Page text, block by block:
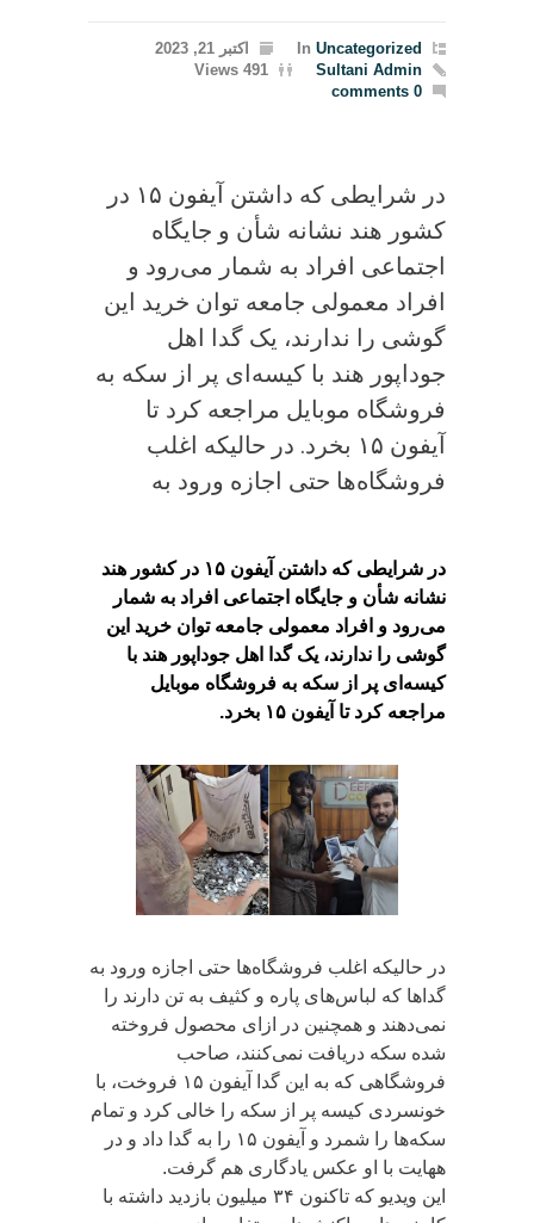
In Uncategorized
اکتبر 21, 2023
Sultani Admin
491 Views
0 comments
در شرایطی که داشتن آیفون ۱۵ در
کشور هند نشانه شأن و جایگاه
اجتماعی افراد به شمار می‌رود و
افراد معمولی جامعه توان خرید این
گوشی را ندارند، یک گدا اهل
جوداپور هند با کیسه‌ای پر از سکه به
فروشگاه موبایل مراجعه کرد تا
آیفون ۱۵ بخرد. در حالیکه اغلب
فروشگاه‌ها حتی اجازه ورود به
در شرایطی که داشتن آیفون ۱۵ در کشور هند
نشانه شأن و جایگاه اجتماعی افراد به شمار
می‌رود و افراد معمولی جامعه توان خرید این
گوشی را ندارند، یک گدا اهل جوداپور هند با
کیسه‌ای پر از سکه به فروشگاه موبایل
مراجعه کرد تا آیفون ۱۵ بخرد.
در حالیکه اغلب فروشگاه‌ها حتی اجازه ورود به
گداها که لباس‌های پاره و کثیف به تن دارند را
نمی‌دهند و همچنین در ازای محصول فروخته
شده سکه دریافت نمی‌کنند، صاحب
فروشگاهی که به این گدا آیفون ۱۵ فروخت، با
خونسردی کیسه پر از سکه را خالی کرد و تمام
سکه‌ها را شمرد و آیفون ۱۵ را به گدا داد و در
ههایت با او عکس یادگاری هم گرفت.
این ویدیو که تاکنون ۳۴ میلیون بازدید داشته با